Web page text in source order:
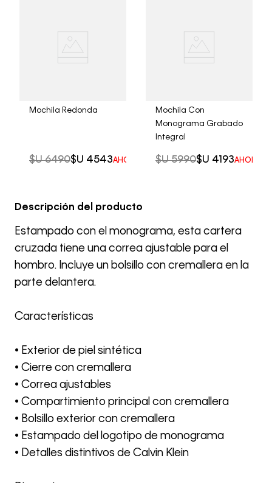
Mochila Redonda
$U 6490$U 4543AHORRO DEL30%
Mochila Con
Monograma Grabado
Integral
$U 5990$U 4193AHORRO
Descripción del producto
Estampado con el monograma, esta cartera
cruzada tiene una correa ajustable para el
hombro. Incluye un bolsillo con cremallera en la
parte delantera.
Características
• Exterior de piel sintética
• Cierre con cremallera
• Correa ajustables
• Compartimiento principal con cremallera
• Bolsillo exterior con cremallera
• Estampado del logotipo de monograma
• Detalles distintivos de Calvin Klein